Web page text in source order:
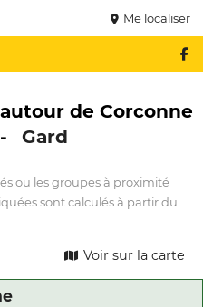
Me localiser
de Corconne
Gard
ou les groupes à proximité
sont calculés à partir du
Voir sur la carte